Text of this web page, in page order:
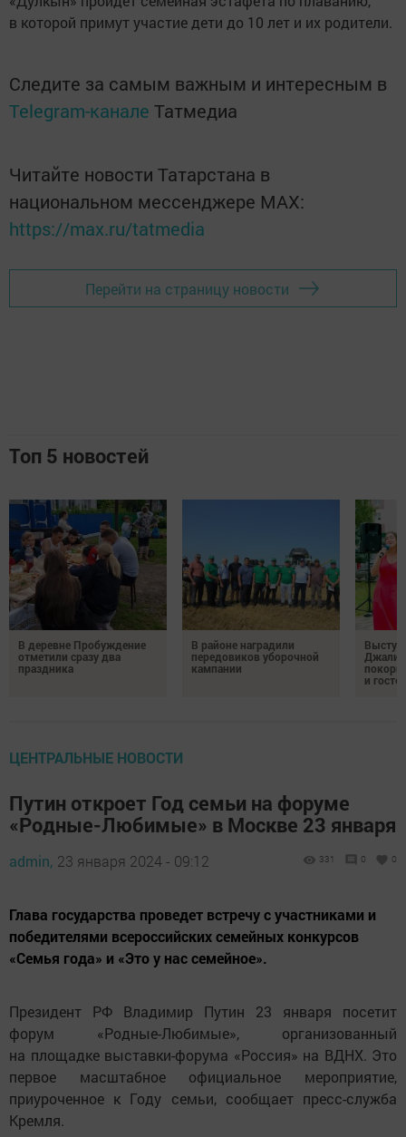
в которой примут участие дети до 10 лет и их родители.
Следите за самым важным и интересным в
Telegram-канале Татмедиа
Читайте новости Татарстана в
национальном мессенджере MАХ:
https://max.ru/tatmedia
Перейти на страницу новости
Топ 5 новостей
В деревне Пробуждение
отметили сразу два
праздника
В районе наградили
передовиков уборочной
кампании
и
ЦЕНТРАЛЬНЫЕ НОВОСТИ
Путин откроет Год семьи на форуме
«Родные-Любимые» в Москве 23 января
admin, 23 января 2024 - 09:12 331 0 0
Глава государства проведет встречу с участниками и
победителями всероссийских семейных конкурсов
«Семья года» и «Это у нас семейное».
Президент РФ Владимир Путин 23 января посетит
форум «Родные-Любимые», организованный
на площадке выставки-форума «Россия» на ВДНХ. Это
первое масштабное официальное мероприятие,
приуроченное к Году семьи, сообщает пресс-служба
Кремля.